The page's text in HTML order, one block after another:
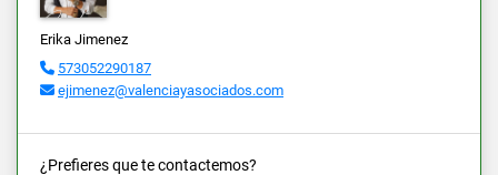
Erika Jimenez
573052290187
ejimenez@valenciayasociados.com
¿Prefieres que te contactemos?